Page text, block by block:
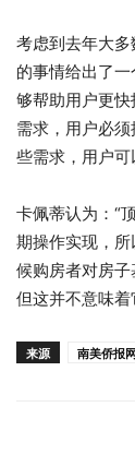
考虑到去年大
的事情给出了
够帮助用户更
需求，用户必
些需求，用户
卡佩蒂认为：“
期操作实现，
候购房者对房子
但这并不意味着
来源 南美侨报网